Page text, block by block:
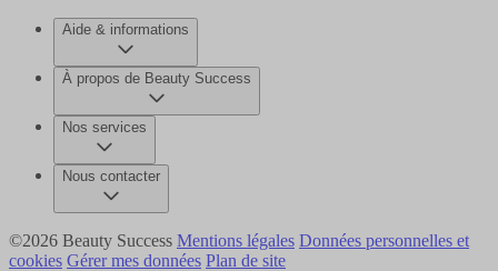
Aide & informations
À propos de Beauty Success
Nos services
Nous contacter
©2026 Beauty Success Mentions légales Données personnelles et
cookies Gérer mes données Plan de site